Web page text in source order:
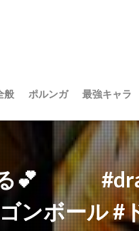
般 ポルンガ 最強キャラ
る💕
ンボール #